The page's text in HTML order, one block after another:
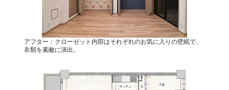
アフター：クローゼット内部はそれぞれのお気に入りの壁紙で、
衣類を素敵に演出。